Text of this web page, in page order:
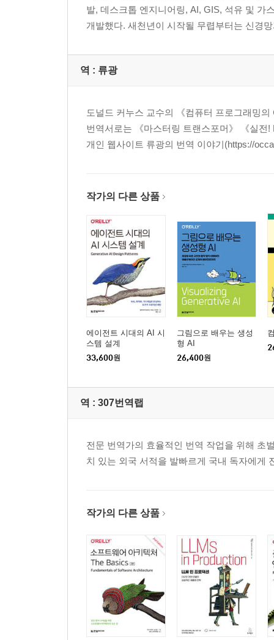
발, 데스크톱 엔지니어링, AI, GIS, 석유 및 가
개발했다. 새천년이 시작될 무렵부터는 신경
역 : 류광
도널드 커누스 교수의 《컴퓨터 프로그래밍
번역서로는 《마스터링 트랜스포머》 《실전
개인 웹사이트 류광의 번역 이야기(https://
작가의 다른 상품
에이전트 시대의 AI 시
스템 설계
33,600원
그림으로 배우는 생성
형 AI
26,400원
역 : 307번역랩
전문 번역가의 효율적인 번역 작업을 위해 초
치 있는 외국 서적을 발빠르게 국내 독자에게
작가의 다른 상품